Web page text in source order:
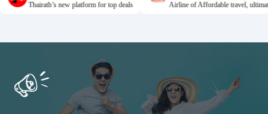
& codes Thairath’s new platform for top deals Airline of Affordable